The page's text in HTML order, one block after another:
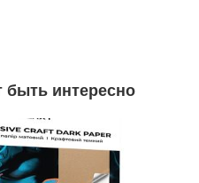
быть интересно